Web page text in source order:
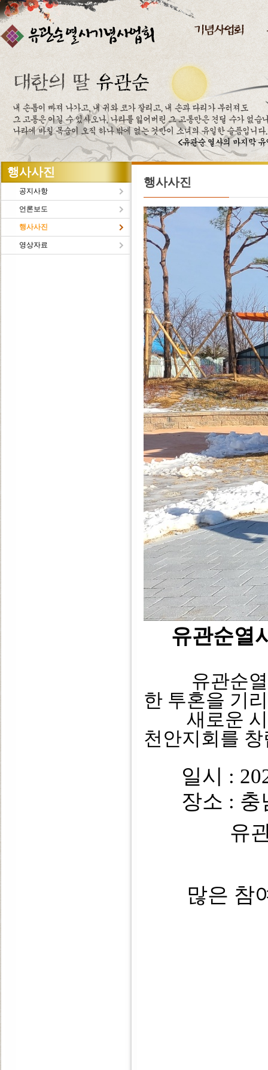
주메뉴바로가기
본문바로가기
행사사진
공지사항
언론보도
행사사진
영상자료
행사사진
유관순열
유관순열사
한 투혼을 기
새로운 시
천안지회를
일시 :
장소 : 충
유
많은 참여